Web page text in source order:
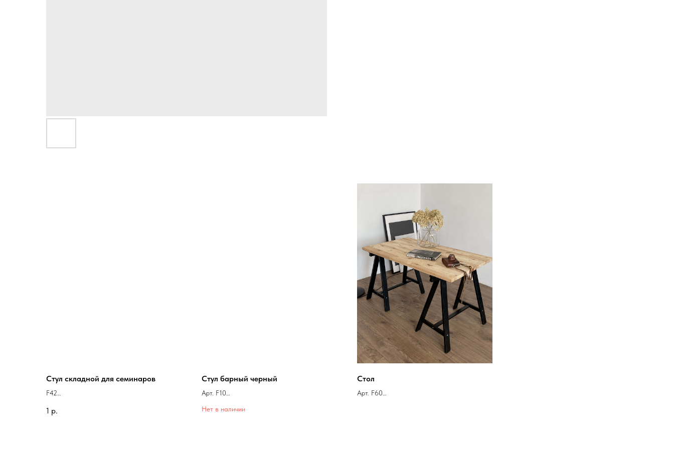
Стул складной для семинаров
F42
Для семинаров
1 р.
Стул барный черный
Арт. F10
Ремонт
Нет в наличии
Стол
Арт. F60